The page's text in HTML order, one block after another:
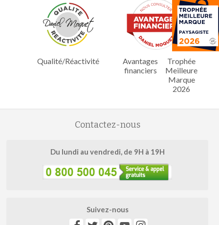
Qualité/Réactivité
Avantages
financiers
Trophée
Meilleure
Marque
2026
Contactez-nous
Du lundi au vendredi, de 9H à 19H
Suivez-nous